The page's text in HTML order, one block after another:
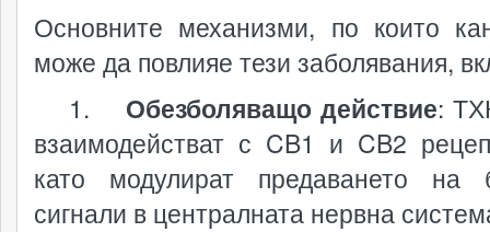
Основните механизми, по които
може да повлияе тези заболявания,
1. Обезболяващо действие:
взаимодействат с CB1 и CB2
като модулират предаването на
сигнали в централната нервна